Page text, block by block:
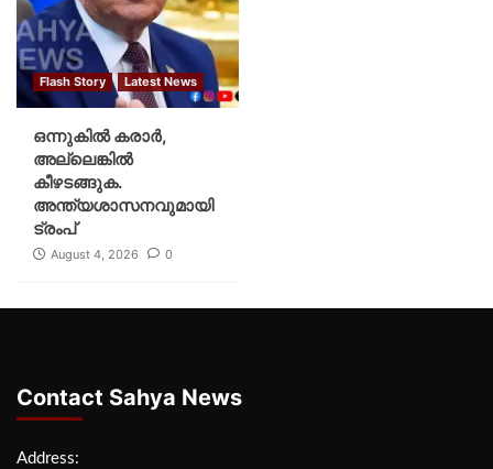
Flash Story Latest News
ഒന്നുകില്‍ കരാര്‍,
അല്ലെങ്കില്‍
കീഴടങ്ങുക.
അന്ത്യശാസനവുമായി
ട്രംപ്
August 4, 2026 0
Contact Sahya News
Address: